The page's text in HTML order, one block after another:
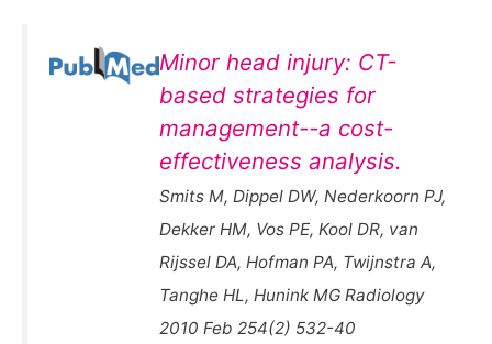
Minor head injury: CT-
based strategies for
management--a cost-
effectiveness analysis.
Smits M, Dippel DW, Nederkoorn PJ,
Dekker HM, Vos PE, Kool DR, van
Rijssel DA, Hofman PA, Twijnstra A,
Tanghe HL, Hunink MG Radiology
2010 Feb 254(2) 532-40